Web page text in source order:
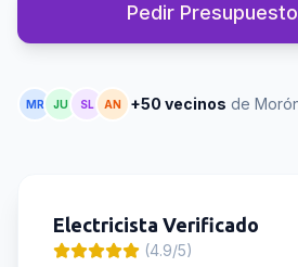
Pedir
MR JU SL AN +50 vecinos de
Electricista Verificado
(4.9/5)